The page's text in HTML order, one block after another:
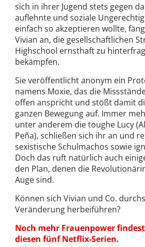
sich in ihrer Jugend stets gegen
auflehnte und soziale
einfach so akzeptieren wollte,
Vivian an, die gesellschaftlichen
Highschool ernsthaft zu
bekämpfen.
Sie veröffentlicht anonym ein
namens Moxie, das die
offen anspricht und stößt damit
ganzen Bewegung auf. Immer
unter anderem die toughe Lucy
Peña), schließen sich ihr an und
sexistische Schulmachos sowie
Doch das ruft natürlich auch
den Plan, denen die
Auge sind.
Können sich Vivian und Co.
Veränderung herbeiführen?
Noch mehr Frauenpower
diesen fünf Netflix-Serien.